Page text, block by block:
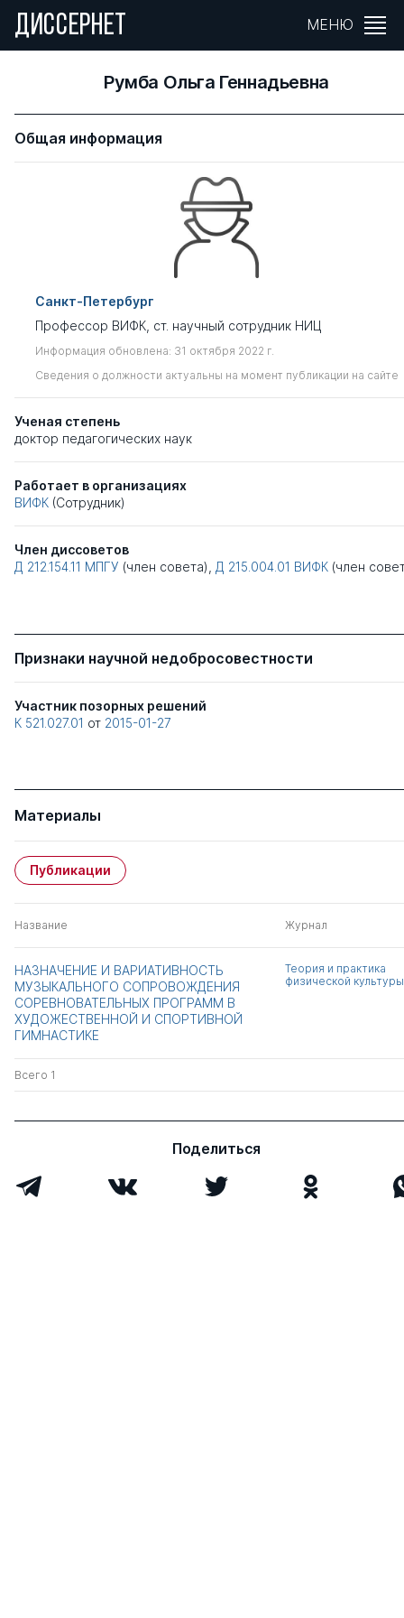
ДИССЕРНЕТ МЕНЮ
Румба Ольга Геннадьевна
Общая информация
Санкт-Петербург
Профессор ВИФК, ст. научный сотрудник НИЦ
Информация обновлена: 31 октября 2022 г.
Сведения о должности актуальны на момент публикации на сайте
Ученая степень
доктор педагогических наук
Работает в организациях
ВИФК (Сотрудник)
Член диссоветов
Д 212.154.11 МПГУ (член совета), Д 215.004.01 ВИФК (член
Признаки научной недобросовестности
Участник позорных решений
К 521.027.01 от 2015-01-27
Материалы
Публикации
Название Журнал
НАЗНАЧЕНИЕ И ВАРИАТИВНОСТЬ
МУЗЫКАЛЬНОГО СОПРОВОЖДЕНИЯ
СОРЕВНОВАТЕЛЬНЫХ ПРОГРАММ В
ХУДОЖЕСТВЕННОЙ И СПОРТИВНОЙ
ГИМНАСТИКЕ
Теория и практика
физической культуры
Всего 1
Поделиться